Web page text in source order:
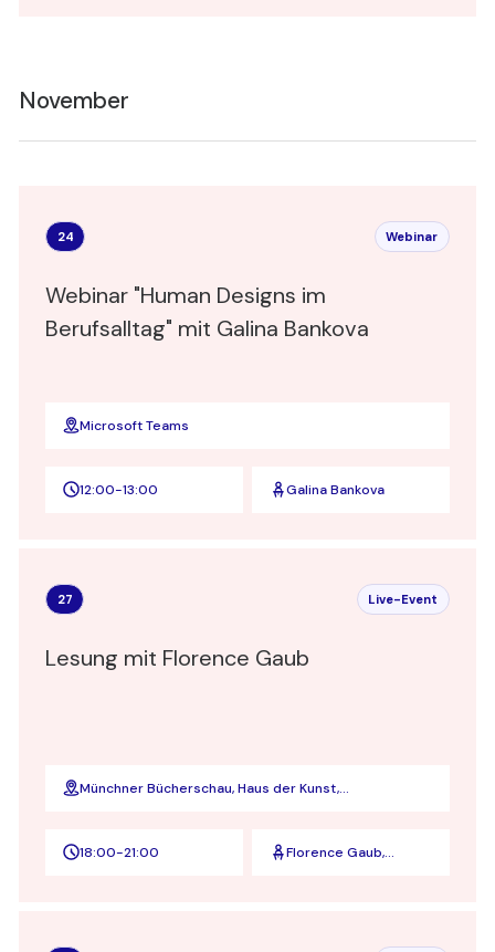
November
24 Webinar
Webinar "Human Designs im
Berufsalltag" mit Galina Bankova
Microsoft Teams
12:00-13:00 Galina Bankova
27 Live-Event
Lesung mit Florence Gaub
Münchner Bücherschau, Haus der Kunst,
18:00-21:00
Florence Gaub,